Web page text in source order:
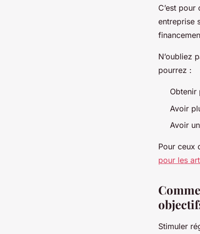
C’est pour
entreprise
N’oubliez
pourrez :
Obtenir
Avoir
Avoir
Pour ceux
pour les
Stimuler